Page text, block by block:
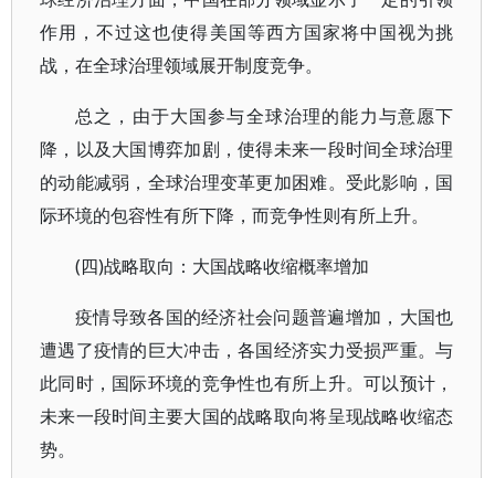
作用，不过这也使得美国等西方国家将中国视为挑
战，在全球治理领域展开制度竞争。
总之，由于大国参与全球治理的能力与意愿下
降，以及大国博弈加剧，使得未来一段时间全球治理
的动能减弱，全球治理变革更加困难。受此影响，国
际环境的包容性有所下降，而竞争性则有所上升。
(四)战略取向：大国战略收缩概率增加
疫情导致各国的经济社会问题普遍增加，大国也
遭遇了疫情的巨大冲击，各国经济实力受损严重。与
此同时，国际环境的竞争性也有所上升。可以预计，
未来一段时间主要大国的战略取向将呈现战略收缩态
势。